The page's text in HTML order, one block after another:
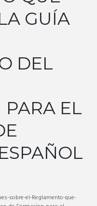
GUÍA
DEL
EL